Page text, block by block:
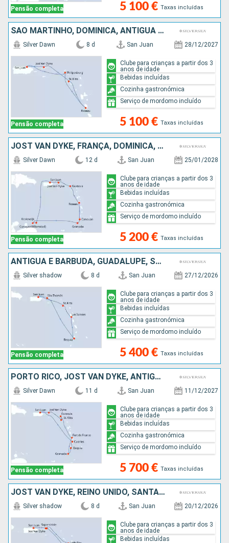
Pensão completa 5 100 € Taxas incluídas
SÃO MARTINHO, DOMINICA, ANTÍGUA E BARBUDA, JOST VAN DYKE, PORTO RICO
Pensão completa
Silver Dawn 8 d San Juan 28/12/2027
5 100 € Taxas incluídas
Clube para crianças a partir dos 3
anos de idade
Bebidas incluídas
Cozinha gastronómica
Serviço de mordomo incluído
JOST VAN DYKE, FRANÇA, DOMINICA, ST VINCENT E GRENADINES, GRENADA, BONAIRE, ANTÍGUA E BARBUDA, PORTO RICO
Pensão completa
Silver Dawn 12 d San Juan 25/01/2028
5 200 € Taxas incluídas
Clube para crianças a partir dos 3
anos de idade
Bebidas incluídas
Cozinha gastronómica
Serviço de mordomo incluído
ANTÍGUA E BARBUDA, GUADALUPE, ST VINCENT E GRENADINES, SÃO TOMÁS, PORTO RICO
Pensão completa
Silver shadow 8 d San Juan 27/12/2026
5 400 € Taxas incluídas
Clube para crianças a partir dos 3
anos de idade
Bebidas incluídas
Cozinha gastronómica
Serviço de mordomo incluído
PORTO RICO, JOST VAN DYKE, ANTÍGUA E BARBUDA, FRANÇA, MARTINICA, GRENADA, ST VINCENT E GRENADINES, SANTA LÚCIA
Pensão completa
Silver Dawn 11 d San Juan 11/12/2027
5 700 € Taxas incluídas
Clube para crianças a partir dos 3
anos de idade
Bebidas incluídas
Cozinha gastronómica
Serviço de mordomo incluído
JOST VAN DYKE, REINO UNIDO, SANTA LÚCIA, MARTINICA, TORTOLA, PORTO RICO
Silver shadow 8 d San Juan 20/12/2026
Clube para crianças a partir dos 3
anos de idade
Bebidas incluídas